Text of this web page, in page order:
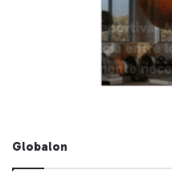
Globalon